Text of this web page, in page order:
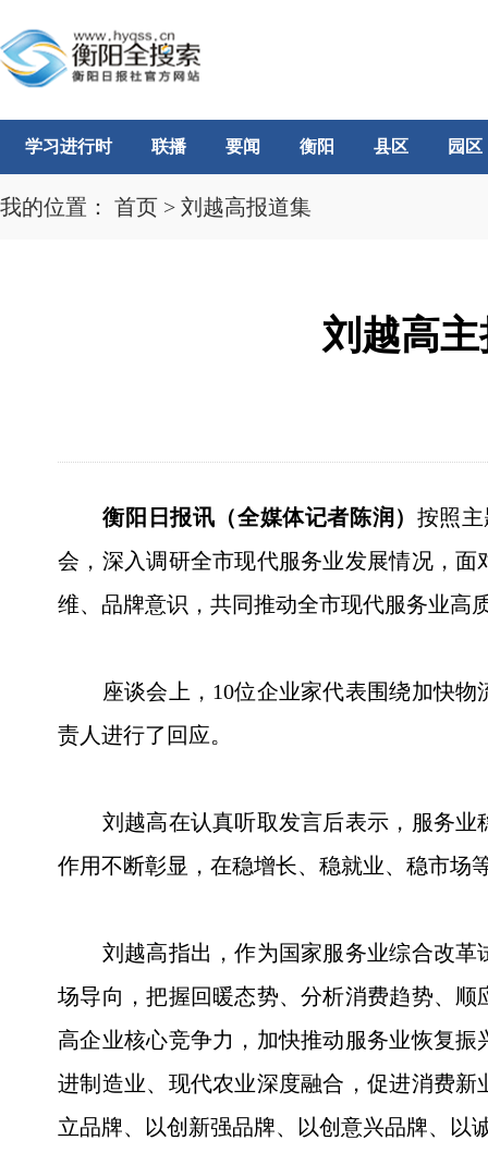
学习进行时 联播 要闻 衡阳 县区 园区
我的位置： 首页 > 刘越高报道集
刘越高
衡阳日报讯（全媒体记者陈润） 按照
会，深入调研全市现代服务业发展情况，
维、品牌意识，共同推动全市现代服务业高
座谈会上，10位企业家代表围绕加快物
责人进行了回应。
刘越高在认真听取发言后表示，服务业
作用不断彰显，在稳增长、稳就业、稳市场
刘越高指出，作为国家服务业综合改革
场导向，把握回暖态势、分析消费趋势、
高企业核心竞争力，加快推动服务业恢复
进制造业、现代农业深度融合，促进消费
立品牌、以创新强品牌、以创意兴品牌、以